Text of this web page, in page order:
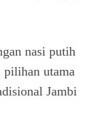
nasi putih
pilihan utama
Jambi